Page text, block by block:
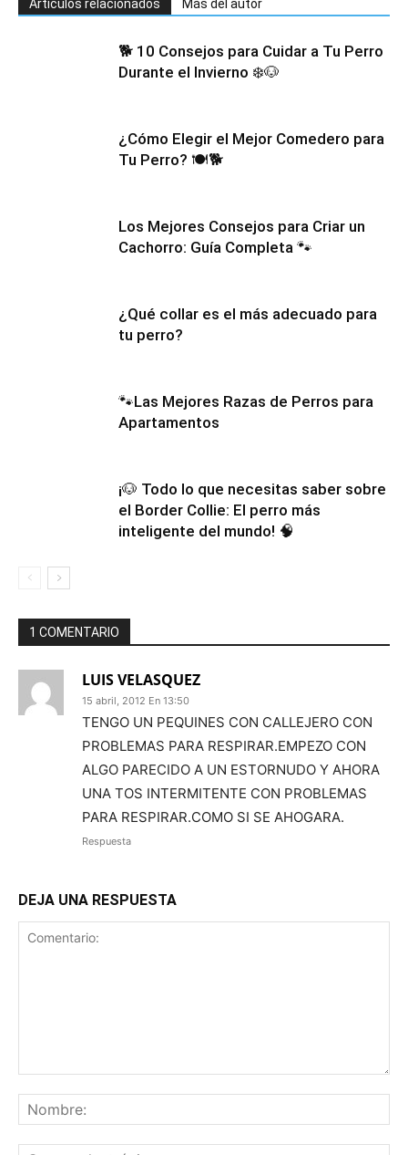
Artículos relacionados Más del autor
🐕 10 Consejos para Cuidar a Tu Perro
Durante el Invierno ❄️🐶
¿Cómo Elegir el Mejor Comedero para
Tu Perro? 🍽️🐕
Los Mejores Consejos para Criar un
Cachorro: Guía Completa 🐾
¿Qué collar es el más adecuado para
tu perro?
🐾Las Mejores Razas de Perros para
Apartamentos
¡🐶 Todo lo que necesitas saber sobre
el Border Collie: El perro más
inteligente del mundo! 🧠
1 COMENTARIO
LUIS VELASQUEZ
15 abril, 2012 En 13:50
TENGO UN PEQUINES CON CALLEJERO CON
PROBLEMAS PARA RESPIRAR.EMPEZO CON
ALGO PARECIDO A UN ESTORNUDO Y AHORA
UNA TOS INTERMITENTE CON PROBLEMAS
PARA RESPIRAR.COMO SI SE AHOGARA.
Respuesta
DEJA UNA RESPUESTA